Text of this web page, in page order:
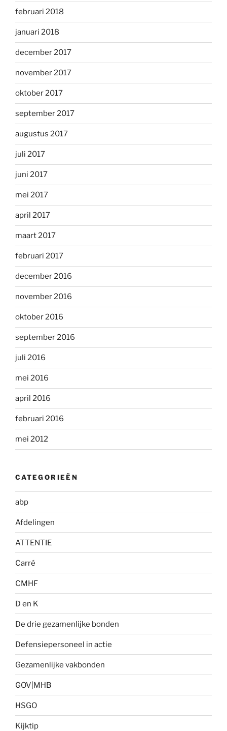
februari 2018
januari 2018
december 2017
november 2017
oktober 2017
september 2017
augustus 2017
juli 2017
juni 2017
mei 2017
april 2017
maart 2017
februari 2017
december 2016
november 2016
oktober 2016
september 2016
juli 2016
mei 2016
april 2016
februari 2016
mei 2012
CATEGORIEËN
abp
Afdelingen
ATTENTIE
Carré
CMHF
D en K
De drie gezamenlijke bonden
Defensiepersoneel in actie
Gezamenlijke vakbonden
GOV|MHB
HSGO
Kijktip